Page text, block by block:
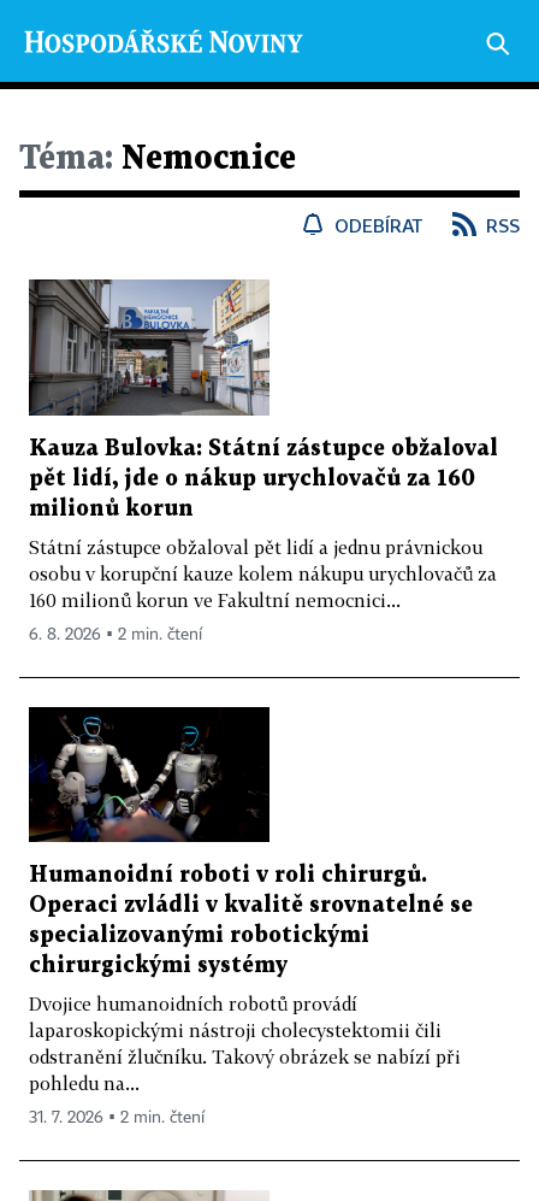
Téma: Nemocnice
ODEBÍRAT RSS
Kauza Bulovka: Státní zástupce obžaloval
pět lidí, jde o nákup urychlovačů za 160
milionů korun
Státní zástupce obžaloval pět lidí a jednu právnickou
osobu v korupční kauze kolem nákupu urychlovačů za
160 milionů korun ve Fakultní nemocnici...
6. 8. 2026 ▪ 2 min. čtení
Humanoidní roboti v roli chirurgů.
Operaci zvládli v kvalitě srovnatelné se
specializovanými robotickými
chirurgickými systémy
Dvojice humanoidních robotů provádí
laparoskopickými nástroji cholecystektomii čili
odstranění žlučníku. Takový obrázek se nabízí při
pohledu na...
31. 7. 2026 ▪ 2 min. čtení